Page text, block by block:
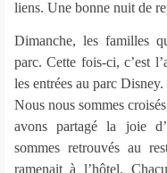
liens. Une bonne nuit de
Dimanche, les familles
parc. Cette fois-ci, c’est
les entrées au parc Disney.
Nous nous sommes
avons partagé la joie
sommes retrouvés au
ramenait à l’hôtel.